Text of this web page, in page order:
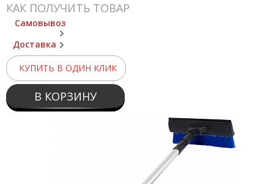
КАК ПОЛУЧИТЬ ТОВАР
Самовывоз
Доставка
КУПИТЬ В ОДИН КЛИК
В КОРЗИНУ